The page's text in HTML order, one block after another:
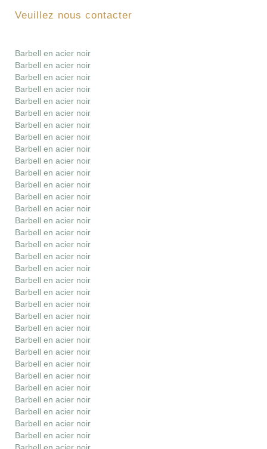
Veuillez nous contacter
Barbell en acier noir
Barbell en acier noir
Barbell en acier noir
Barbell en acier noir
Barbell en acier noir
Barbell en acier noir
Barbell en acier noir
Barbell en acier noir
Barbell en acier noir
Barbell en acier noir
Barbell en acier noir
Barbell en acier noir
Barbell en acier noir
Barbell en acier noir
Barbell en acier noir
Barbell en acier noir
Barbell en acier noir
Barbell en acier noir
Barbell en acier noir
Barbell en acier noir
Barbell en acier noir
Barbell en acier noir
Barbell en acier noir
Barbell en acier noir
Barbell en acier noir
Barbell en acier noir
Barbell en acier noir
Barbell en acier noir
Barbell en acier noir
Barbell en acier noir
Barbell en acier noir
Barbell en acier noir
Barbell en acier noir